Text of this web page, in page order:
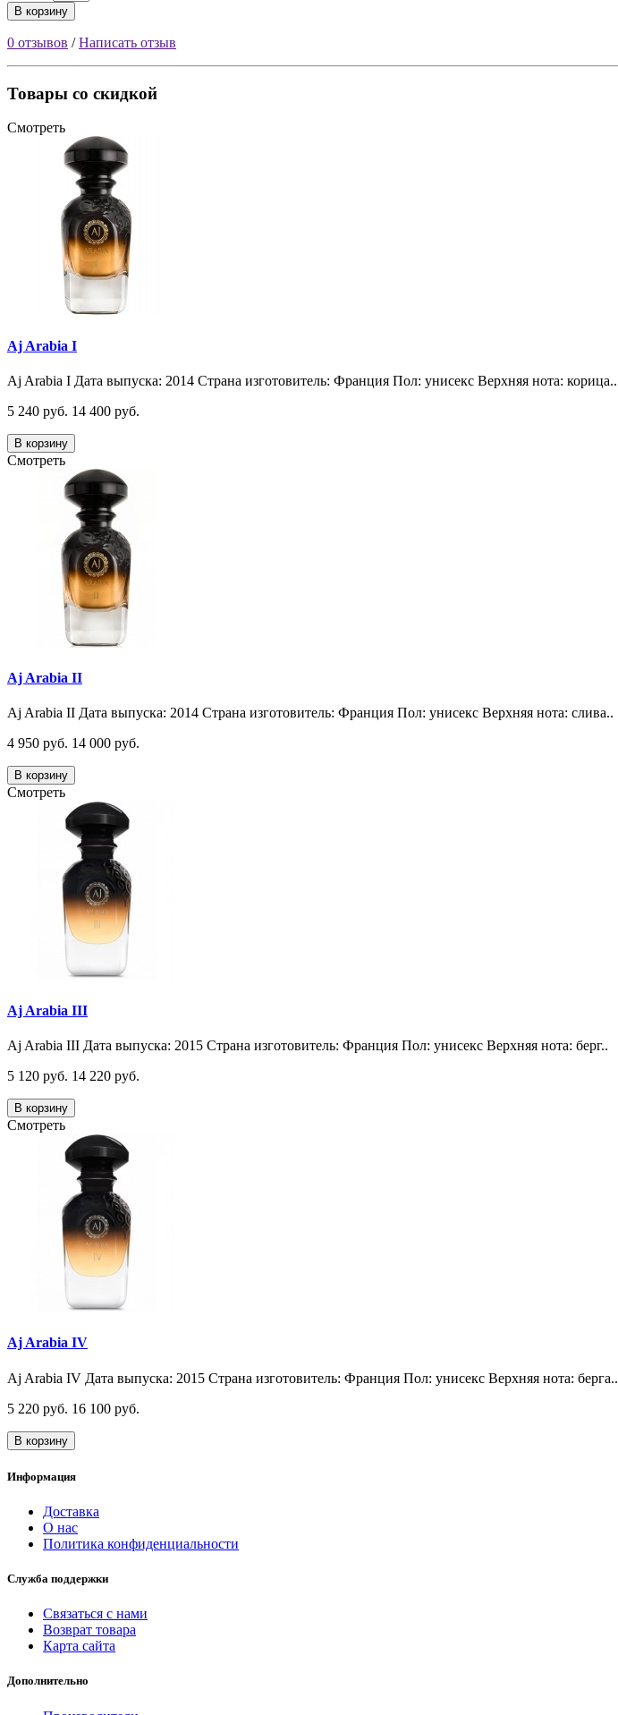
В корзину
0 отзывов /Написать отзыв
Товары со скидкой
Смотреть
Aj Arabia I
Aj Arabia I Дата выпуска: 2014 Страна изготовитель: Франция Пол: унисекс Верхняя нота: корица..
5 240 руб. 14 400 руб.
В корзину
Смотреть
Aj Arabia II
Aj Arabia II Дата выпуска: 2014 Страна изготовитель: Франция Пол: унисекс Верхняя нота: слива..
4 950 руб. 14 000 руб.
В корзину
Смотреть
Aj Arabia III
Aj Arabia III Дата выпуска: 2015 Страна изготовитель: Франция Пол: унисекс Верхняя нота: берг..
5 120 руб. 14 220 руб.
В корзину
Смотреть
Aj Arabia IV
Aj Arabia IV Дата выпуска: 2015 Страна изготовитель: Франция Пол: унисекс Верхняя нота: берга..
5 220 руб. 16 100 руб.
В корзину
Информация
Доставка
О нас
Политика конфиденциальности
Служба поддержки
Связаться с нами
Возврат товара
Карта сайта
Дополнительно